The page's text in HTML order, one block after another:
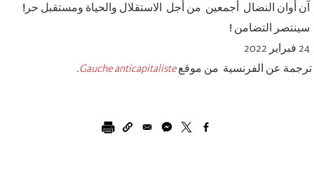
آن أوان النضال أجمعين من أجل الاستقلال والحياة ومستقبل حر !
سينتصر التضامن !
ترجمة عن الفرنسية من موقعGauche anticapitaliste
.